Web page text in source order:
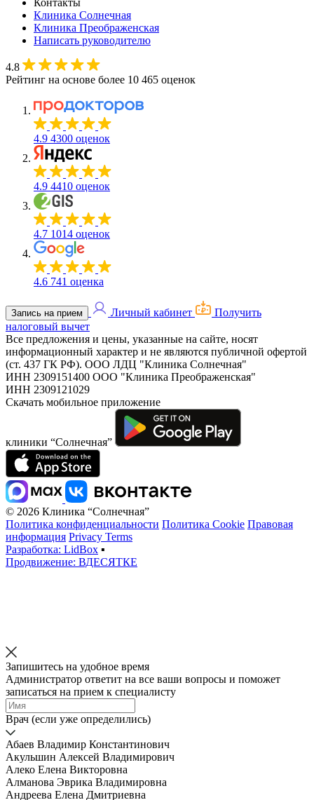
Контакты
Клиника Солнечная
Клиника Преображенская
Написать руководителю
4.8
Рейтинг на основе более 10 465 оценок
4.9 4300 оценок
4.9 4410 оценок
4.7 1014 оценок
4.6 741 оценка
Запись на прием Личный кабинет
Получить
налоговый вычет
Все предложения и цены, указанные на сайте, носят
информационный характер и не являются публичной офертой
(ст. 437 ГК РФ). ООО ЛДЦ "Клиника Солнечная"
ИНН 2309151400 ООО "Клиника Преображенская"
ИНН 2309121029
Скачать мобильное приложение
клиники “Солнечная”
© 2026 Клиника “Солнечная”
Политика конфиденциальности Политика Cookie Правовая
информация Privacy Terms
Разработка: LidBox ▪
Продвижение: ВДЕСЯТКЕ
Запишитесь на удобное время
Администратор ответит на все ваши вопросы и поможет
записаться на прием к специалисту
Врач (если уже определились)
Абаев Владимир Константинович
Акульшин Алексей Владимирович
Алеко Елена Викторовна
Алманова Эврика Владимировна
Андреева Елена Дмитриевна